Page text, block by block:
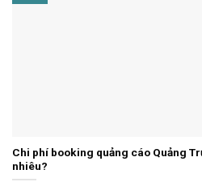
Chi phí booking quảng cáo Quảng
nhiêu?